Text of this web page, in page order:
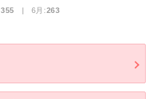
355 | 6月:263